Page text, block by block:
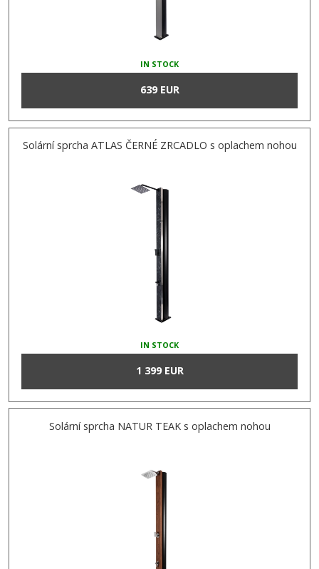
IN STOCK
639 EUR
Solární sprcha ATLAS ČERNÉ ZRCADLO s oplachem nohou
IN STOCK
1 399 EUR
Solární sprcha NATUR TEAK s oplachem nohou